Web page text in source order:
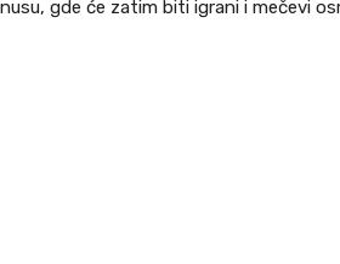
gde će zatim biti igrani i mečevi